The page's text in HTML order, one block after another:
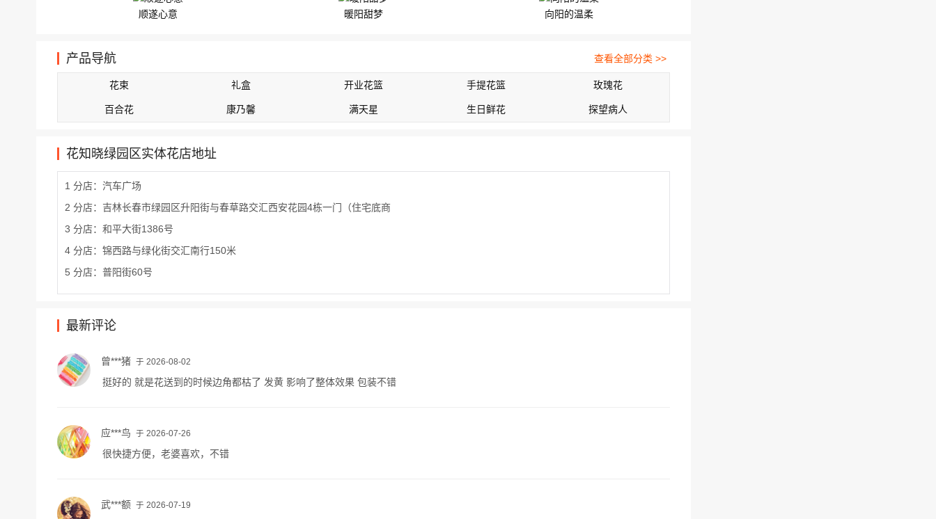
顺遂心意 暖阳甜梦 向阳的温柔
产品导航 查看全部分类 >>
花束 礼盒 开业花篮 手提花篮 玫瑰花
百合花 康乃馨 满天星 生日鲜花 探望病人
花知晓绿园区实体花店地址
1 分店：汽车广场
2 分店：吉林长春市绿园区升阳街与春草路交汇西安花园4栋一门（住宅底商
3 分店：和平大街1386号
4 分店：锦西路与绿化街交汇南行150米
5 分店：普阳街60号
最新评论
曾***猪 于 2026-08-02
挺好的 就是花送到的时候边角都枯了 发黄 影响了整体效果 包装不错
应***鸟 于 2026-07-26
很快捷方便，老婆喜欢，不错
武***额 于 2026-07-19